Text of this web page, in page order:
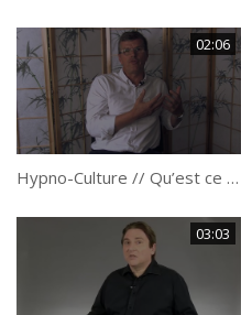
02:06
Hypno-Culture // Qu’est ce que le Rapport en thérapie brève ? par Frank Platzek.
03:03